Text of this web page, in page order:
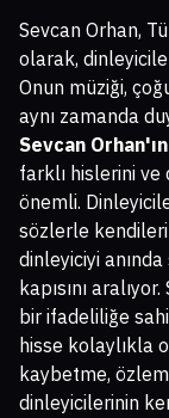
Sevcan Orhan,
olarak,
Onun müziği,
aynı zamanda
Sevcan
farklı hislerini
önemli.
sözlerle
dinleyiciyi
kapısını
bir ifadeliliğe
hisse kolaylıkla
kaybetme,
dinleyicilerinin